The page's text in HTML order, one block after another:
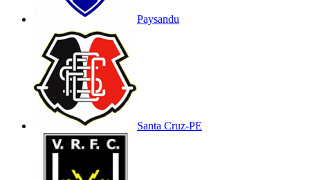
Paysandu
Santa Cruz-PE